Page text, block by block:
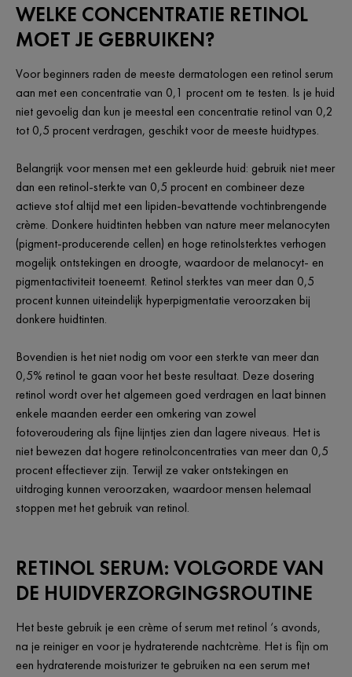
WELKE CONCENTRATIE RETINOL
MOET JE GEBRUIKEN?
Voor beginners raden de meeste dermatologen een retinol serum
aan met een concentratie van 0,1 procent om te testen. Is je huid
niet gevoelig dan kun je meestal een concentratie retinol van 0,2
tot 0,5 procent verdragen, geschikt voor de meeste huidtypes.
Belangrijk voor mensen met een gekleurde huid: gebruik niet meer
dan een retinol-sterkte van 0,5 procent en combineer deze
actieve stof altijd met een lipiden-bevattende vochtinbrengende
crème. Donkere huidtinten hebben van nature meer melanocyten
(pigment-producerende cellen) en hoge retinolsterktes verhogen
mogelijk ontstekingen en droogte, waardoor de melanocyt- en
pigmentactiviteit toeneemt. Retinol sterktes van meer dan 0,5
procent kunnen uiteindelijk hyperpigmentatie veroorzaken bij
donkere huidtinten.
Bovendien is het niet nodig om voor een sterkte van meer dan
0,5% retinol te gaan voor het beste resultaat. Deze dosering
retinol wordt over het algemeen goed verdragen en laat binnen
enkele maanden eerder een omkering van zowel
fotoveroudering als fijne lijntjes zien dan lagere niveaus. Het is
niet bewezen dat hogere retinolconcentraties van meer dan 0,5
procent effectiever zijn. Terwijl ze vaker ontstekingen en
uitdroging kunnen veroorzaken, waardoor mensen helemaal
stoppen met het gebruik van retinol.
RETINOL SERUM: VOLGORDE VAN
DE HUIDVERZORGINGSROUTINE
Het beste gebruik je een crème of serum met retinol ‘s avonds,
na je reiniger en voor je hydraterende nachtcrème. Het is fijn om
een hydraterende moisturizer te gebruiken na een serum met